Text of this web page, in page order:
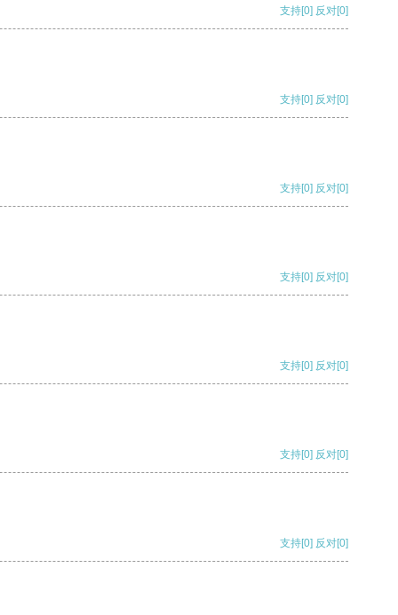
支持[0] 反对[0]
支持[0] 反对[0]
支持[0] 反对[0]
支持[0] 反对[0]
支持[0] 反对[0]
支持[0] 反对[0]
支持[0] 反对[0]